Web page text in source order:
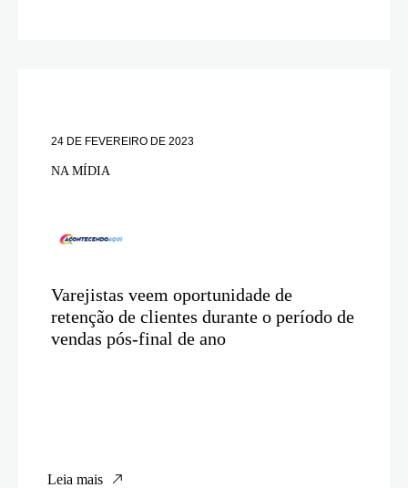
24 DE FEVEREIRO DE 2023
NA MÍDIA
Varejistas veem oportunidade de
retenção de clientes durante o período de
vendas pós-final de ano
Leia mais